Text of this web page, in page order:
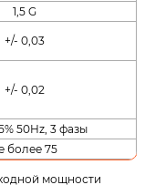
1,5 G
+/- 0,03
+/- 0,02
50Hz, 3 фазы
более 75
мощности